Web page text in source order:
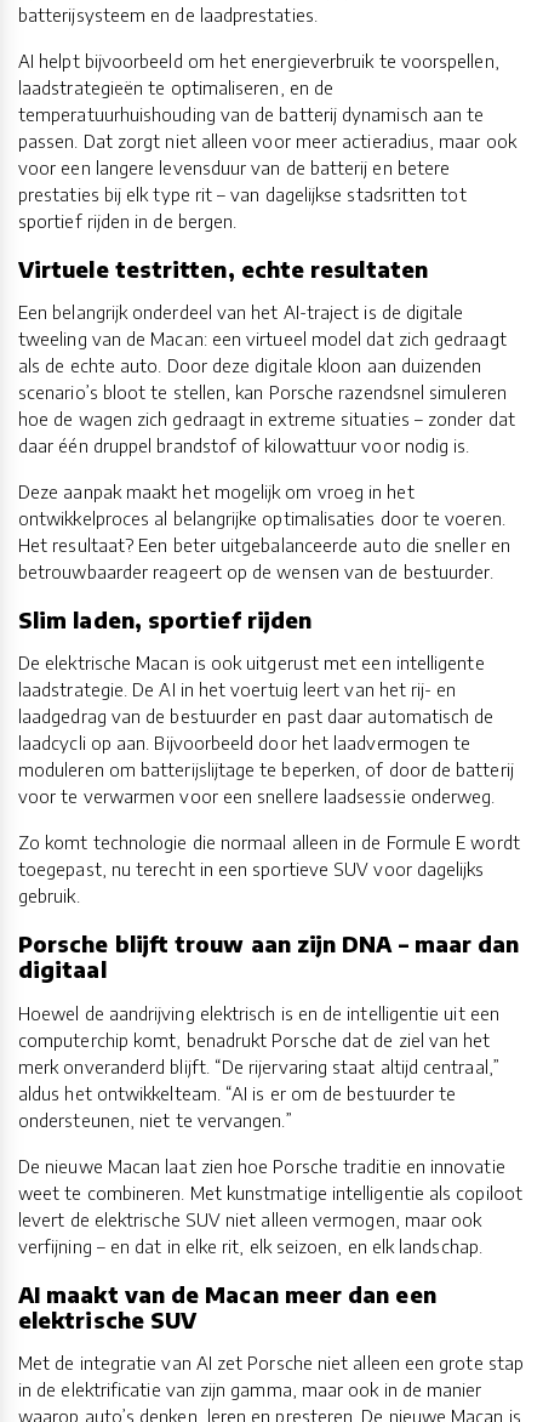
batterijsysteem en de laadprestaties.
AI helpt bijvoorbeeld om het energieverbruik te voorspellen,
laadstrategieën te optimaliseren, en de
temperatuurhuishouding van de batterij dynamisch aan te
passen. Dat zorgt niet alleen voor meer actieradius, maar ook
voor een langere levensduur van de batterij en betere
prestaties bij elk type rit – van dagelijkse stadsritten tot
sportief rijden in de bergen.
Virtuele testritten, echte resultaten
Een belangrijk onderdeel van het AI-traject is de digitale
tweeling van de Macan: een virtueel model dat zich gedraagt
als de echte auto. Door deze digitale kloon aan duizenden
scenario’s bloot te stellen, kan Porsche razendsnel simuleren
hoe de wagen zich gedraagt in extreme situaties – zonder dat
daar één druppel brandstof of kilowattuur voor nodig is.
Deze aanpak maakt het mogelijk om vroeg in het
ontwikkelproces al belangrijke optimalisaties door te voeren.
Het resultaat? Een beter uitgebalanceerde auto die sneller en
betrouwbaarder reageert op de wensen van de bestuurder.
Slim laden, sportief rijden
De elektrische Macan is ook uitgerust met een intelligente
laadstrategie. De AI in het voertuig leert van het rij- en
laadgedrag van de bestuurder en past daar automatisch de
laadcycli op aan. Bijvoorbeeld door het laadvermogen te
moduleren om batterijslijtage te beperken, of door de batterij
voor te verwarmen voor een snellere laadsessie onderweg.
Zo komt technologie die normaal alleen in de Formule E wordt
toegepast, nu terecht in een sportieve SUV voor dagelijks
gebruik.
Porsche blijft trouw aan zijn DNA – maar dan
digitaal
Hoewel de aandrijving elektrisch is en de intelligentie uit een
computerchip komt, benadrukt Porsche dat de ziel van het
merk onveranderd blijft. “De rijervaring staat altijd centraal,”
aldus het ontwikkelteam. “AI is er om de bestuurder te
ondersteunen, niet te vervangen.”
De nieuwe Macan laat zien hoe Porsche traditie en innovatie
weet te combineren. Met kunstmatige intelligentie als copiloot
levert de elektrische SUV niet alleen vermogen, maar ook
verfijning – en dat in elke rit, elk seizoen, en elk landschap.
AI maakt van de Macan meer dan een
elektrische SUV
Met de integratie van AI zet Porsche niet alleen een grote stap
in de elektrificatie van zijn gamma, maar ook in de manier
waarop auto’s denken, leren en presteren. De nieuwe Macan is